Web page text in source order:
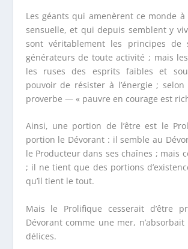
Les géants qui amenèrent ce monde à
sensuelle, et qui depuis semblent y
sont véritablement les principes
générateurs de toute activité ; mais
les ruses des esprits faibles et
pouvoir de résister à l’énergie ;
proverbe — « pauvre en courage est
Ainsi, une portion de l’être est le
portion le Dévorant : il semble au
le Producteur dans ses chaînes ; mais
; il ne tient que des portions
qu’il tient le tout.
Mais le Prolifique cesserait d’être
Dévorant comme une mer, n’absorbait
délices.